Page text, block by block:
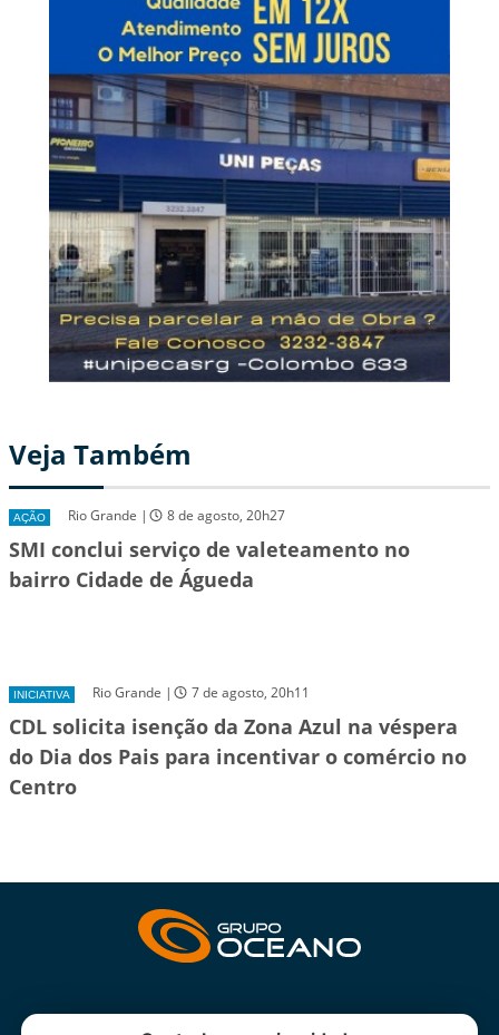
Veja Também
AÇÃO Rio Grande | 8 de agosto, 20h27
SMI conclui serviço de valeteamento no
bairro Cidade de Águeda
INICIATIVA Rio Grande | 7 de agosto, 20h11
CDL solicita isenção da Zona Azul na véspera
do Dia dos Pais para incentivar o comércio no
Centro